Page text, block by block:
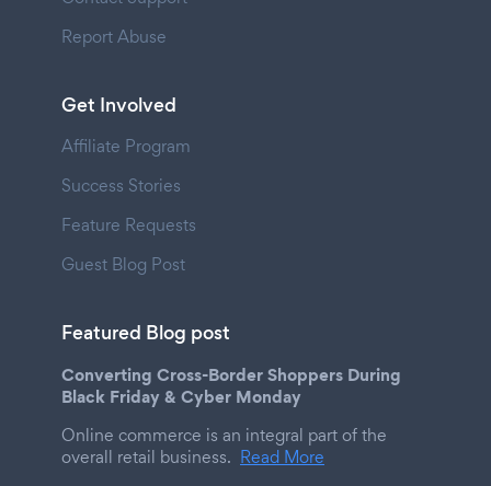
Report Abuse
Get Involved
Affiliate Program
Success Stories
Feature Requests
Guest Blog Post
Featured Blog post
Converting Cross-Border Shoppers During
Black Friday & Cyber Monday
Online commerce is an integral part of the
overall retail business. Read More